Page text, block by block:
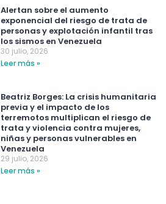
Alertan sobre el aumento
exponencial del riesgo de trata de
personas y explotación infantil tras
los sismos en Venezuela
30 julio, 2026
Leer más »
Beatriz Borges: La crisis humanitaria
previa y el impacto de los
terremotos multiplican el riesgo de
trata y violencia contra mujeres,
niñas y personas vulnerables en
Venezuela
29 julio, 2026
Leer más »